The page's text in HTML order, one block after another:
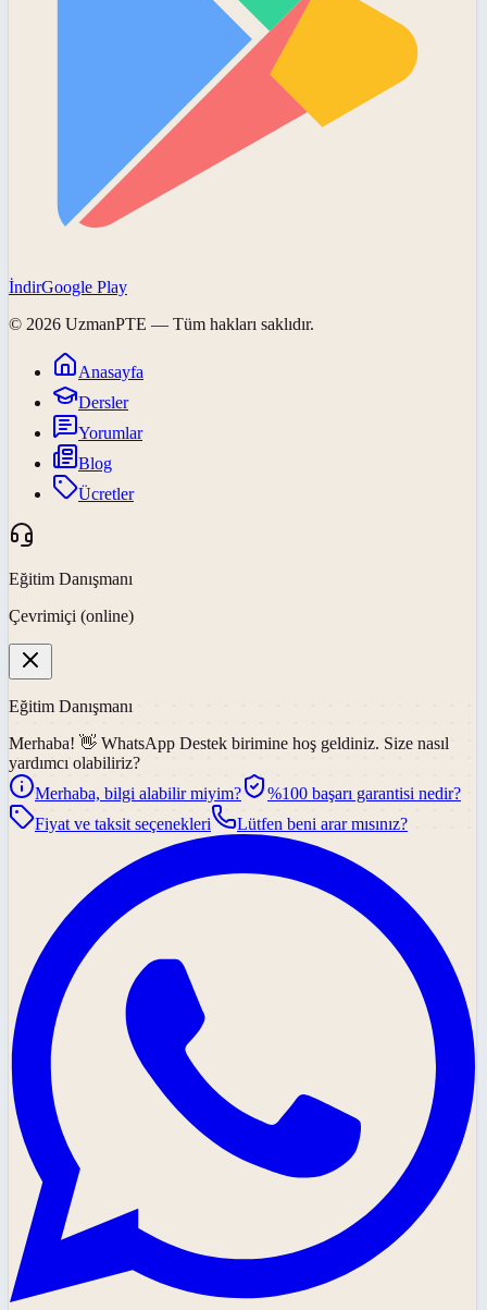
İndirGoogle Play
© 2026 UzmanPTE — Tüm hakları saklıdır.
Anasayfa
Dersler
Yorumlar
Blog
Ücretler
Eğitim Danışmanı
Çevrimiçi (online)
Eğitim Danışmanı
Merhaba! 👋 WhatsApp Destek birimine hoş geldiniz. Size nasıl
yardımcı olabiliriz?
Merhaba, bilgi alabilir miyim?
%100 başarı garantisi nedir?
Fiyat ve taksit seçenekleri
Lütfen beni arar mısınız?